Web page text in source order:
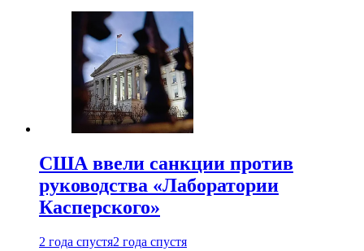
США ввели санкции против
руководства «Лаборатории
Касперского»
2 года спустя2 года спустя